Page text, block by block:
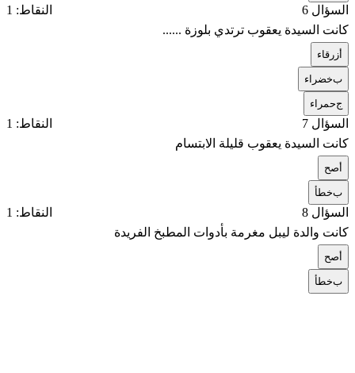
السؤال 6
النقاط: 1
كانت السيدة يعقوب ترتدي بلوزة ......
زرقاء
بخضراء
جحمراء
السؤال 7
النقاط: 1
كانت السيدة يعقوب قليلة الابتسام
صح
بخطأ
السؤال 8
النقاط: 1
كانت والدة ليبل مغرمة بأدوات المطبخ الفريدة
صح
بخطأ